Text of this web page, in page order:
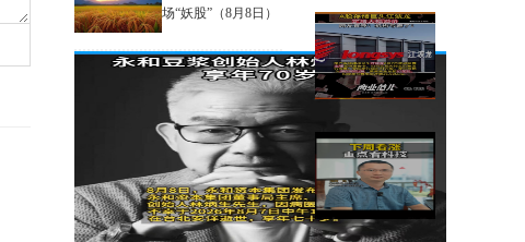
场“妖股”（8月8日）
A股存储巨头江波龙定增大幅溢
价，网友直呼：机构亏麻了！
下周大盘分析和交易策略！